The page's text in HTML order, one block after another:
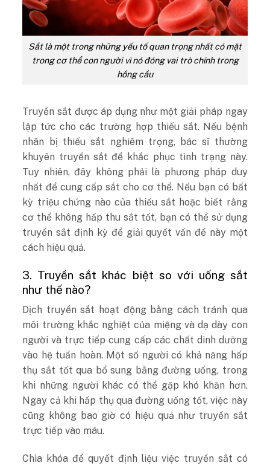
Sắt là một trong những yếu tố quan trọng nhất có mặt
trong cơ thể con người vì nó đóng vai trò chính trong
hồng cầu
Truyền sắt được áp dụng như một giải pháp ngay
lập tức cho các trường hợp thiếu sắt. Nếu bệnh
nhân bị thiếu sắt nghiêm trọng, bác sĩ thường
khuyên truyền sắt để khắc phục tình trạng này.
Tuy nhiên, đây không phải là phương pháp duy
nhất để cung cấp sắt cho cơ thể. Nếu bạn có bất
kỳ triệu chứng nào của thiếu sắt hoặc biết rằng
cơ thể không hấp thu sắt tốt, bạn có thể sử dụng
truyền sắt định kỳ để giải quyết vấn đề này một
cách hiệu quả.
3. Truyền sắt khác biệt so với uống sắt
như thế nào?
Dịch truyền sắt hoạt động bằng cách tránh qua
môi trường khắc nghiệt của miệng và dạ dày con
người và trực tiếp cung cấp các chất dinh dưỡng
vào hệ tuần hoàn. Một số người có khả năng hấp
thụ sắt tốt qua bổ sung bằng đường uống, trong
khi những người khác có thể gặp khó khăn hơn.
Ngay cả khi hấp thụ qua đường uống tốt, việc này
cũng không bao giờ có hiệu quả như truyền sắt
trực tiếp vào máu.
Chìa khóa để quyết định liệu việc truyền sắt có